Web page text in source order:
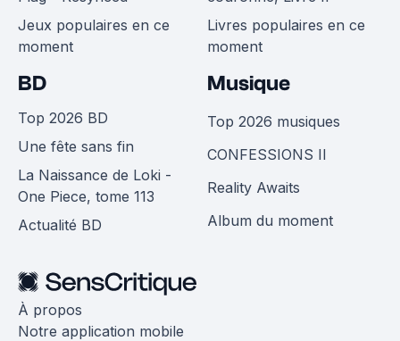
Jeux populaires en ce
moment
Livres populaires en ce
moment
BD
Top 2026 BD
Une fête sans fin
La Naissance de Loki -
One Piece, tome 113
Actualité BD
Musique
Top 2026 musiques
CONFESSIONS II
Reality Awaits
Album du moment
À propos
Notre application mobile